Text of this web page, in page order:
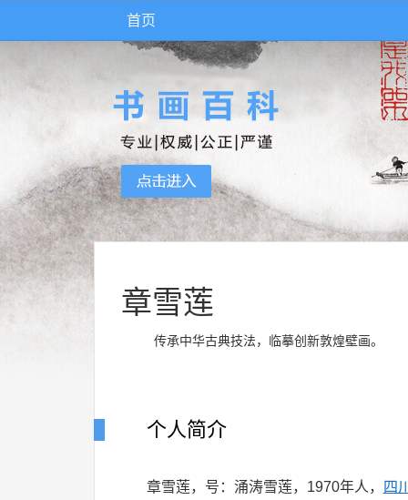
首页
章雪莲
传承中华古典技法，临摹创新敦煌壁画。
个人简介
章雪莲，号：涌涛雪莲，1970年人， 四